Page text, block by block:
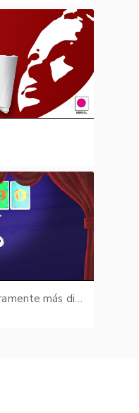
Capítulo 06: Lo verdaderamente más difícil